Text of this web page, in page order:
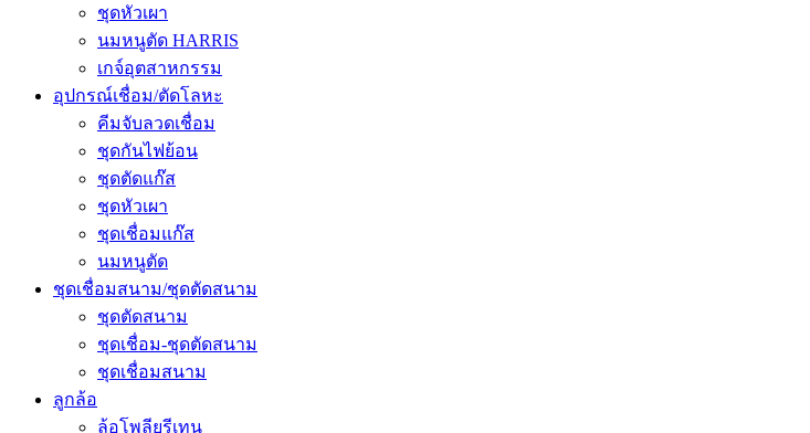
ชุดหัวเผา
นมหนูตัด HARRIS
เกจ์อุตสาหกรรม
อุปกรณ์เชื่อม/ตัดโลหะ
คีมจับลวดเชื่อม
ชุดกันไฟย้อน
ชุดตัดแก๊ส
ชุดหัวเผา
ชุดเชื่อมแก๊ส
นมหนูตัด
ชุดเชื่อมสนาม/ชุดตัดสนาม
ชุดตัดสนาม
ชุดเชื่อม-ชุดตัดสนาม
ชุดเชื่อมสนาม
ลูกล้อ
ล้อโพลียูรีเทน